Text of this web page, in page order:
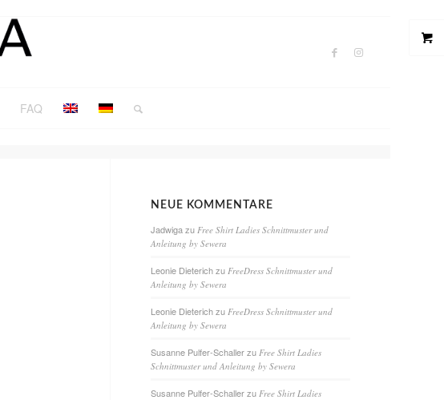
FAQ
NEUE KOMMENTARE
Jadwigazu Free Shirt Ladies Schnittmuster und
Anleitung by Sewera
Leonie Dieterichzu FreeDress Schnittmuster und
Anleitung by Sewera
Leonie Dieterichzu FreeDress Schnittmuster und
Anleitung by Sewera
Susanne Pulfer-Schallerzu Free Shirt Ladies
Schnittmuster und Anleitung by Sewera
Susanne Pulfer-Schallerzu Free Shirt Ladies